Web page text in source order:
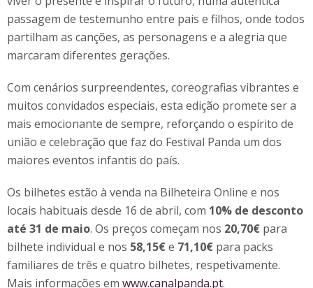
passagem de testemunho entre pais e filhos, onde todos
partilham as canções, as personagens e a alegria que
marcaram diferentes gerações.
Com cenários surpreendentes, coreografias vibrantes e
muitos convidados especiais, esta edição promete ser a
mais emocionante de sempre, reforçando o espírito de
união e celebração que faz do Festival Panda um dos
maiores eventos infantis do país.
Os bilhetes estão à venda na Bilheteira Online e nos
locais habituais desde 16 de abril, com 10% de desconto
até 31 de maio. Os preços começam nos 20,70€ para
bilhete individual e nos 58,15€e 71,10€ para packs
familiares de três e quatro bilhetes, respetivamente.
Mais informações em www.canalpanda.pt.